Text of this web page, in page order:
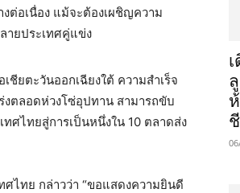
ต่อเนื่อง แม้จะต้องเผชิญความ
ายประเทศคู่แข่ง
ยตะวันออกเฉียงใต้ ความสำเร็จ
งตลอดห่วงโซ่อุปทาน สามารถขับ
ศไทยสู่การเป็นหนึ่งใน 10 ตลาดส่ง
ไทย กล่าวว่า “ขอแสดงความยินดี